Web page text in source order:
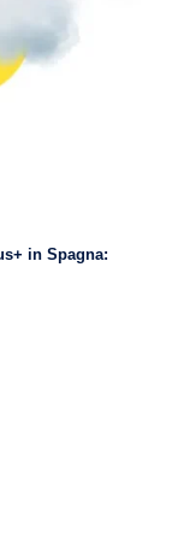
in Spagna: